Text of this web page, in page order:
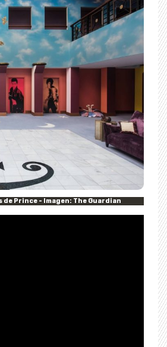
Prince - Imagen: The Guardian